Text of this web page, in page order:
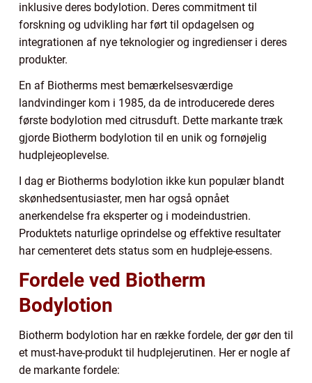
inklusive deres bodylotion. Deres commitment til
forskning og udvikling har ført til opdagelsen og
integrationen af nye teknologier og ingredienser i deres
produkter.
En af Biotherms mest bemærkelsesværdige
landvindinger kom i 1985, da de introducerede deres
første bodylotion med citrusduft. Dette markante træk
gjorde Biotherm bodylotion til en unik og fornøjelig
hudplejeoplevelse.
I dag er Biotherms bodylotion ikke kun populær blandt
skønhedsentusiaster, men har også opnået
anerkendelse fra eksperter og i modeindustrien.
Produktets naturlige oprindelse og effektive resultater
har cementeret dets status som en hudpleje-essens.
Fordele ved Biotherm
Bodylotion
Biotherm bodylotion har en række fordele, der gør den til
et must-have-produkt til hudplejerutinen. Her er nogle af
de markante fordele: